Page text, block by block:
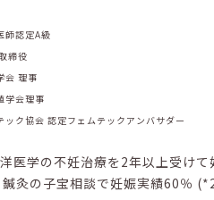
師認定A級
締役
会 理事
学会理事
ク協会 認定フェムテックアンバサダー
学の不妊治療を2年以上受け
灸の子宝相談で妊娠実績60％